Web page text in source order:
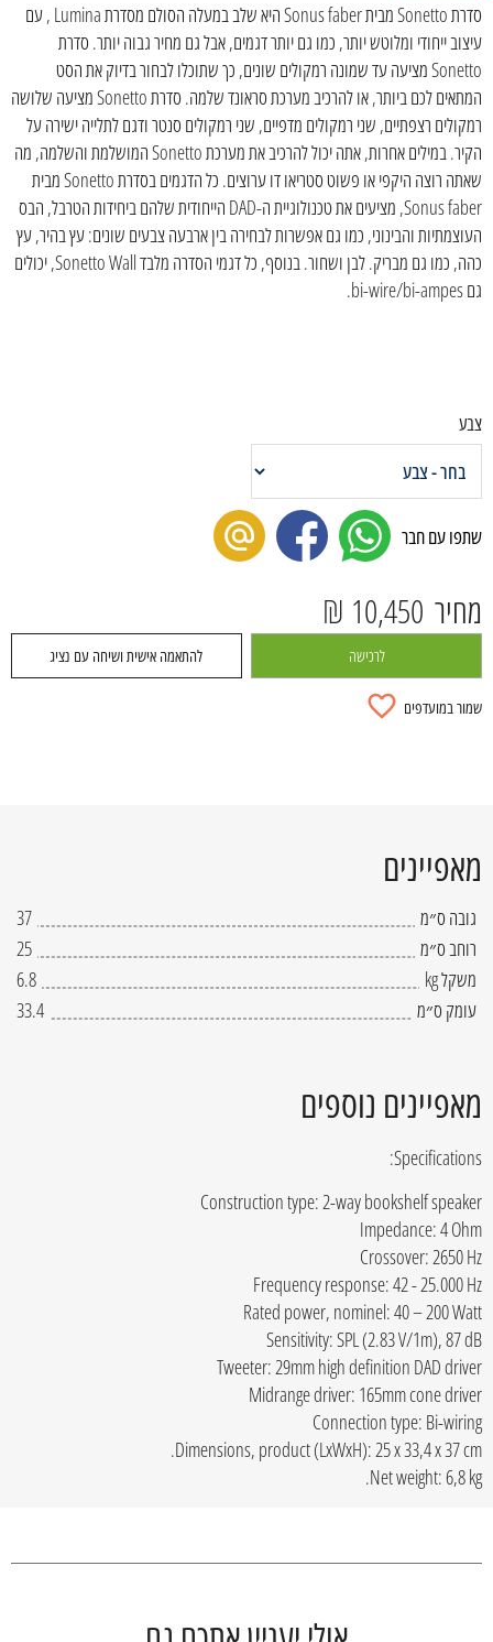
סדרת Sonetto מבית Sonus faber היא שלב במעלה הסולם מסדרת Lumina , עם
עיצוב ייחודי ומלוטש יותר, כמו גם יותר דגמים, אבל גם מחיר גבוה יותר. סדרת
Sonetto מציעה עד שמונה רמקולים שונים, כך שתוכלו לבחור בדיוק את הסט
המתאים לכם ביותר, או להרכיב מערכת סראונד שלמה. סדרת Sonetto מציעה שלושה
רמקולים רצפתיים, שני רמקולים מדפיים, שני רמקולים סנטר ודגם לתלייה ישירה על
הקיר. במילים אחרות, אתה יכול להרכיב את מערכת Sonetto המושלמת והשלמה, מה
שאתה רוצה היקפי או פשוט סטריאו דו ערוצים. כל הדגמים בסדרת Sonetto מבית
Sonus faber, מציעים את טכנולוגיית ה-DAD הייחודית שלהם ביחידות הטרבל, הבס
העוצמתיות והבינוני, כמו גם אפשרות לבחירה בין ארבעה צבעים שונים: עץ בהיר, עץ
כהה, כמו גם מבריק. לבן ושחור. בנוסף, כל דגמי הסדרה מלבד Sonetto Wall, יכולים
גם bi-wire/bi-ampes.
צבע
שתפו עם חבר
מחיר 10,450 ₪
לרכישה להתאמה אישית ושיחה עם נציג
שמור במועדפים
מאפיינים
גובה ס״מ
37
רוחב ס״מ
25
משקל kg
6.8
עומק ס״מ
33.4
מאפיינים נוספים
Specifications:
Construction type: 2-way bookshelf speaker
Impedance: 4 Ohm
Crossover: 2650 Hz
Frequency response: 42 - 25.000 Hz
Rated power, nominel: 40 – 200 Watt
Sensitivity: SPL (2.83 V/1m), 87 dB
Tweeter: 29mm high definition DAD driver
Midrange driver: 165mm cone driver
Connection type: Bi-wiring
Dimensions, product (LxWxH): 25 x 33,4 x 37 cm.
Net weight: 6,8 kg.